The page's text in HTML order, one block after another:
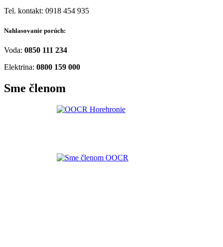
Tel. kontakt: 0918 454 935
Nahlasovanie porúch:
Voda: 0850 111 234
Elektrina: 0800 159 000
Sme členom